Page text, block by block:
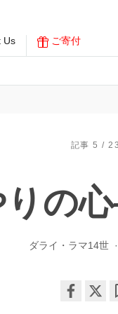
Us ご寄付
記事 5 / 23
りの
ダライ・ラマ14世